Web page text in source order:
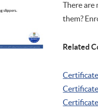
There are
them?
Related